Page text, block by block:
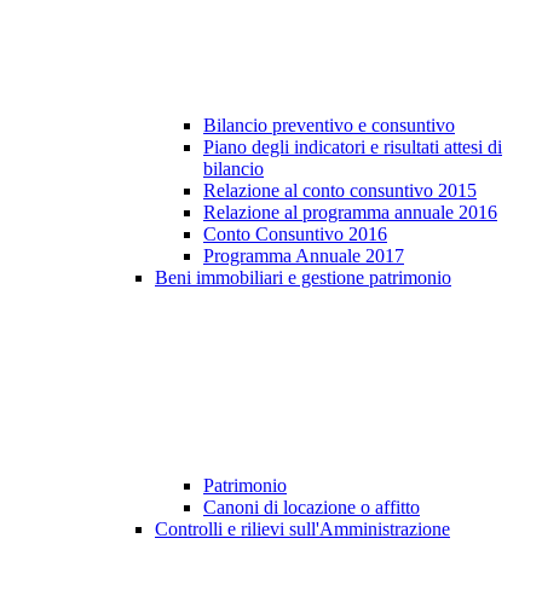
Bilancio preventivo e consuntivo
Piano degli indicatori e risultati attesi di
bilancio
Relazione al conto consuntivo 2015
Relazione al programma annuale 2016
Conto Consuntivo 2016
Programma Annuale 2017
Beni immobiliari e gestione patrimonio
Patrimonio
Canoni di locazione o affitto
Controlli e rilievi sull'Amministrazione